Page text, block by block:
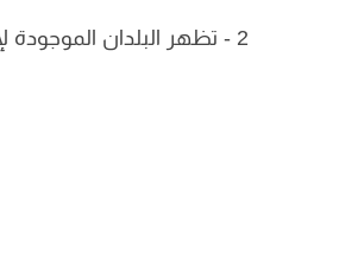
2 - تظهر البلدان الموجودة لإضافة بلد آخر نضغط على " all currnecies "